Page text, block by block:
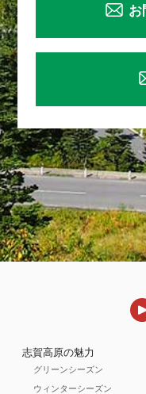
お
志賀高原の魅力
グリーンシーズン
ウィンターシーズン